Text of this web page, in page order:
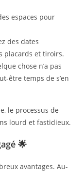
espaces pour
des dates
placards et tiroirs.
chose n’a pas
être temps de s’en
le processus de
lourd et fastidieux.
🌟
avantages. Au-